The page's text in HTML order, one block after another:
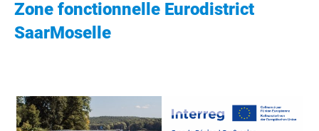
Zone fonctionnelle Eurodistrict
SaarMoselle